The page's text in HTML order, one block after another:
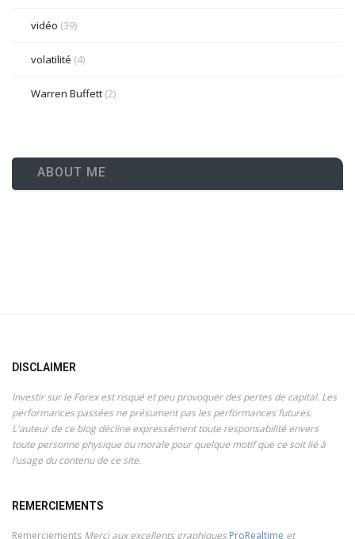
vidéo (39)
volatilité (4)
Warren Buffett (2)
ABOUT ME
DISCLAIMER
Investir sur le Forex est risqué et peu provoquer des pertes de capital. Les
performances passées ne présument pas les performances futures.
L'auteur de ce blog décline expressément toute responsabilité envers
toute personne physique ou morale pour quelque motif que ce soit lié à
l’usage du contenu de ce site.
REMERCIEMENTS
Remerciements Merci aux excellents graphiques ProRealtime et